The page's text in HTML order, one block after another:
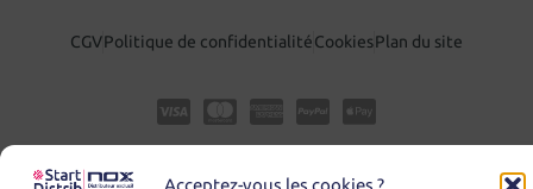
CGVPolitique de confidentialitéCookiesPlan du site